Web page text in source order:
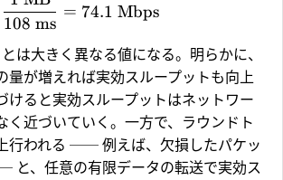
108 ms
= 74.1 Mbps
は大きく異なる値になる。明らかに、
量が増えれば実効スループットも向上
けると実効スループットはネットワー
く近づいていく。一方で、ラウンドト
行われる ── 例えば、欠損したパケッ
と、任意の有限データの転送で実効ス